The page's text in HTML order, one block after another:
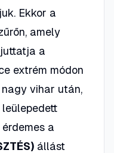
Ekkor a
amely
a
extrém módon
vihar után,
a
állást